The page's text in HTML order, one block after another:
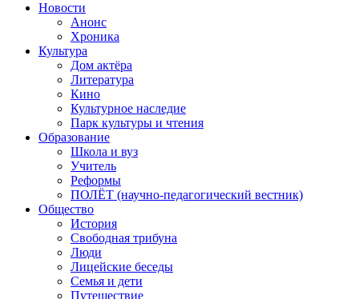
Новости
Анонс
Хроника
Культура
Дом актёра
Литература
Кино
Культурное наследие
Парк культуры и чтения
Образование
Школа и вуз
Учитель
Реформы
ПОЛЁТ (научно-педагогический вестник)
Общество
История
Свободная трибуна
Люди
Лицейские беседы
Семья и дети
Путешествие